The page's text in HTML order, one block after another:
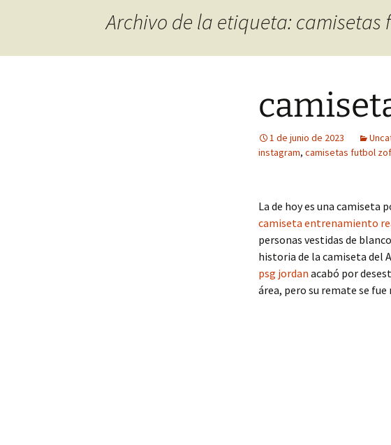
Archivo de la etiqueta:
1 de junio de 2023
instagram, camisetas futbol
La de hoy es una
camiseta entrenamiento
personas vestidas de
historia de la camiseta del
psg jordan acabó por
área, pero su remate se